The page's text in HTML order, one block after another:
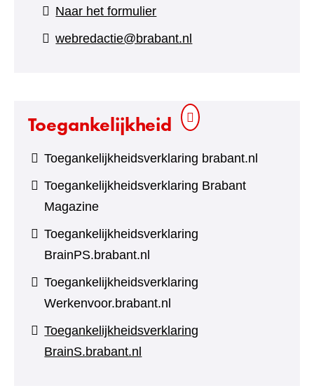
Naar het formulier(verwijst
naar
webredactie@brabant.nl
Toegankelijkheid
Toegankelijkheidsverklaring brabant.nl
Toegankelijkheidsverklaring Brabant
Magazine
Toegankelijkheidsverklaring
BrainPS.brabant.nl
Toegankelijkheidsverklaring
Werkenvoor.brabant.nl
Toegankelijkheidsverklaring
BrainS.brabant.nl